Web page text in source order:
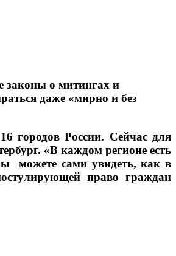
о митингах и
даже «мирно и без
городов России. Сейчас для
«В каждом регионе есть
можете сами увидеть, как в
право граждан